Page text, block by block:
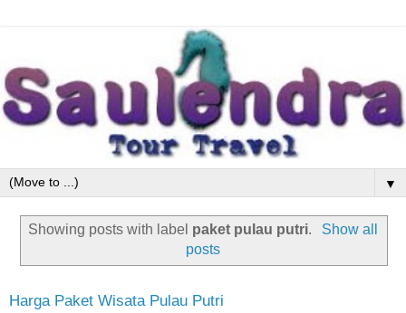
▼
Showing posts with label paket pulau putri.
Show all
posts
Harga Paket Wisata Pulau Putri